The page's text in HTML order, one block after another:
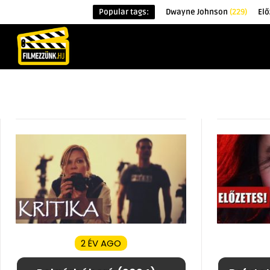
Popular tags: Dwayne Johnson (229)
2 ÉV AGO